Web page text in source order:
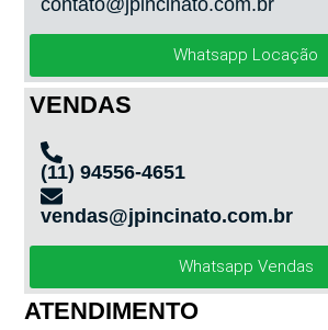
Whatsapp Locação
VENDAS
(11) 94556-4651
vendas@jpincinato.com.br
Whatsapp Vendas
ATENDIMENTO